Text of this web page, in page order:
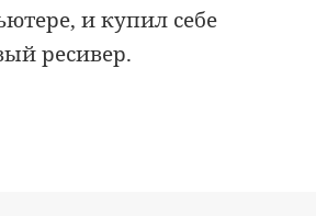
и купил себе
ресивер.